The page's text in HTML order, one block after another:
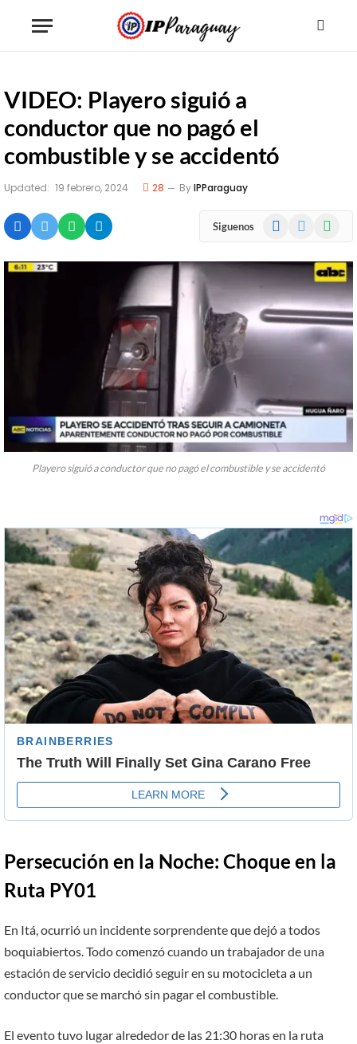
VIDEO: Playero siguió a
conductor que no pagó el
combustible y se accidentó
Updated: 19 febrero, 2024 28 ByIPParaguay
Siguenos Facebook
Playero siguió a conductor que no pagó el combustible y se accidentó
Persecución en la Noche: Choque en la
Ruta PY01
En Itá, ocurrió un incidente sorprendente que dejó a todos
boquiabiertos. Todo comenzó cuando un trabajador de una
estación de servicio decidió seguir en su motocicleta a un
conductor que se marchó sin pagar el combustible.
El evento tuvo lugar alrededor de las 21:30 horas en la ruta